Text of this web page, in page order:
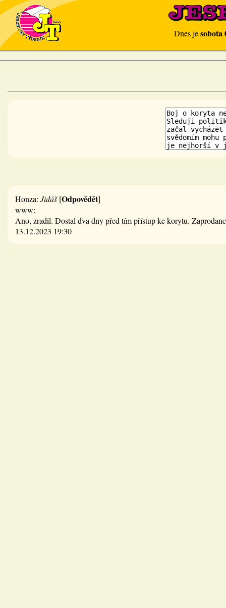
Dnes jesobota
Honza: Jidáš[Odpovědět]
www:
Ano, zradil. Dostal dva dny před tím přístup ke korytu.
13.12.2023 19:30